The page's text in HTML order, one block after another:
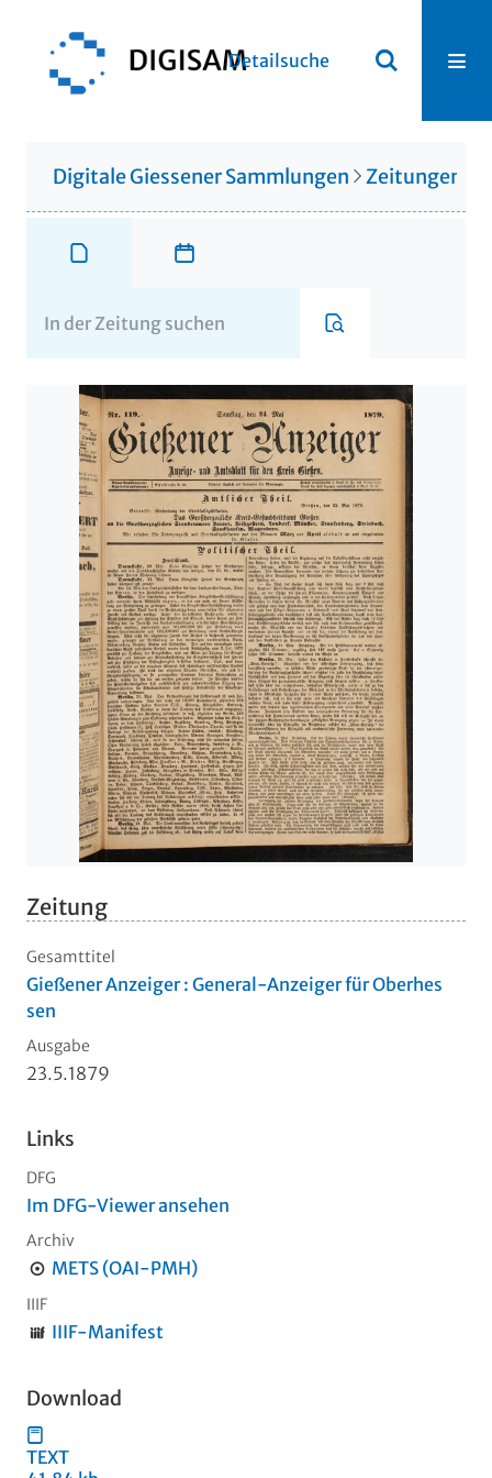
Detailsuche
Digitale Giessener Sammlungen Zeitungen
Zeitung
Gesamttitel
Gießener Anzeiger : General-Anzeiger für Oberhes
sen
Ausgabe
23.5.1879
Links
DFG
Im DFG-Viewer ansehen
Archiv
METS (OAI-PMH)
IIIF
IIIF-Manifest
Download
TEXT